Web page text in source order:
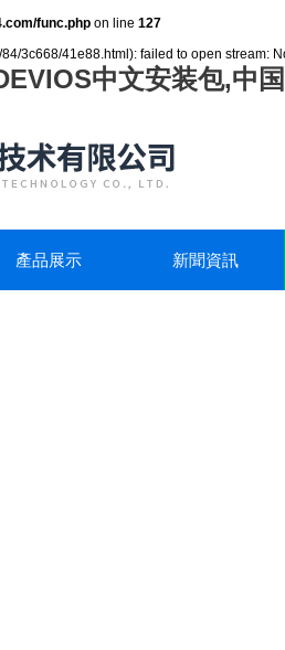
func.php on line 127
3c668/41e88.html): failed to open stream:
中文安装包,中
產品展示 新聞資訊